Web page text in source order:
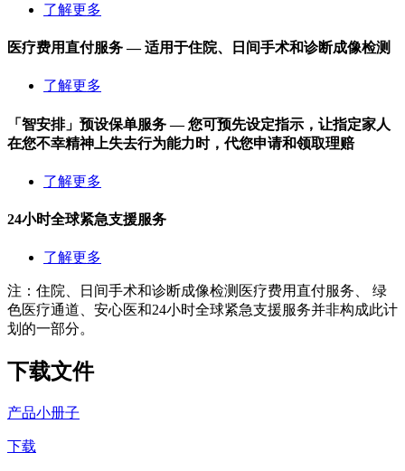
了解更多
医疗费用直付服务 — 适用于住院、日间手术和诊断成像检测
了解更多
「智安排」预设保单服务— 您可预先设定指示，让指定家人
在您不幸精神上失去行为能力时，代您申请和领取理赔
了解更多
24小时全球紧急支援服务
了解更多
注：住院、日间手术和诊断成像检测医疗费用直付服务、 绿
色医疗通道、安心医和24小时全球紧急支援服务并非构成此计
划的一部分。
下载文件
产品小册子
下载